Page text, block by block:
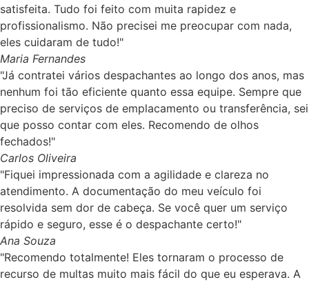
satisfeita. Tudo foi feito com muita rapidez e
profissionalismo. Não precisei me preocupar com nada,
eles cuidaram de tudo!"
Maria Fernandes
"Já contratei vários despachantes ao longo dos anos, mas
nenhum foi tão eficiente quanto essa equipe. Sempre que
preciso de serviços de emplacamento ou transferência, sei
que posso contar com eles. Recomendo de olhos
fechados!"
Carlos Oliveira
"Fiquei impressionada com a agilidade e clareza no
atendimento. A documentação do meu veículo foi
resolvida sem dor de cabeça. Se você quer um serviço
rápido e seguro, esse é o despachante certo!"
Ana Souza
"Recomendo totalmente! Eles tornaram o processo de
recurso de multas muito mais fácil do que eu esperava. A